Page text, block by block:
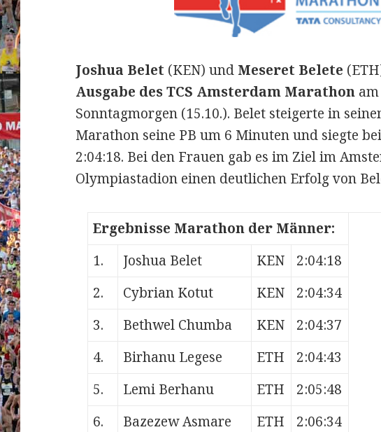
Joshua Belet (KEN) und Meseret Belete
Ausgabe des TCS Amsterdam Marathon
Sonntagmorgen (15.10.). Belet steigerte in
Marathon seine PB um 6 Minuten und siegte
2:04:18. Bei den Frauen gab es im Ziel im
Olympiastadion einen deutlichen Erfolg von
Ergebnisse Marathon der Männer:
1.
Joshua Belet KEN
2:04:18
2.
Cybrian Kotut KEN
2:04:34
3.
Bethwel Chumba KEN
2:04:37
4.
Birhanu Legese ETH
2:04:43
5.
Lemi Berhanu ETH
2:05:48
6.
Bazezew Asmare ETH
2:06:34